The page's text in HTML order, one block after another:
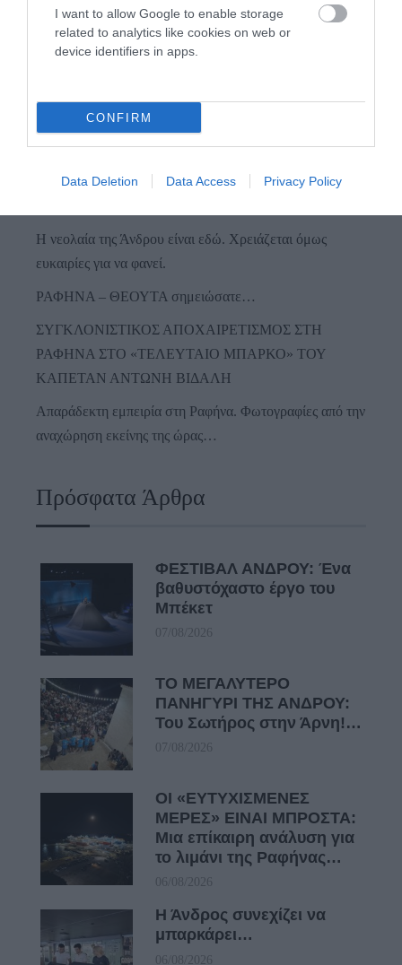
I want to allow Google to enable storage
related to analytics like cookies on web or
device identifiers in apps.
CONFIRM
Data Deletion Data Access Privacy Policy
Προτεινόμενα άρθρα
ΦΕΣΤΙΒΑΛ ΑΝΔΡΟΥ: Ένα βαθυστόχαστο έργο του
Η νεολαία της Άνδρου είναι εδώ. Χρειάζεται όμως
ευκαιρίες για να φανεί.
ΡΑΦΗΝΑ – ΘΕΟΥΤΑ σημειώσατε…
ΣΥΓΚΛΟΝΙΣΤΙΚΟΣ ΑΠΟΧΑΙΡΕΤΙΣΜΟΣ ΣΤΗ
ΡΑΦΗΝΑ ΣΤΟ «ΤΕΛΕΥΤΑΙΟ ΜΠΑΡΚΟ» ΤΟΥ
ΚΑΠΕΤΑΝ ΑΝΤΩΝΗ ΒΙΔΑΛΗ
Απαράδεκτη εμπειρία στη Ραφήνα. Φωτογραφίες από την
αναχώρηση εκείνης της ώρας…
Πρόσφατα Άρθρα
ΦΕΣΤΙΒΑΛ ΑΝΔΡΟΥ: Ένα
βαθυστόχαστο έργο του
Μπέκετ
07/08/2026
ΤΟ ΜΕΓΑΛΥΤΕΡΟ
ΠΑΝΗΓΥΡΙ ΤΗΣ ΑΝΔΡΟΥ:
Του Σωτήρος στην Άρνη!…
07/08/2026
ΟΙ «ΕΥΤΥΧΙΣΜΕΝΕΣ
ΜΕΡΕΣ» ΕΙΝΑΙ ΜΠΡΟΣΤΑ:
Μια επίκαιρη ανάλυση για
το λιμάνι της Ραφήνας…
06/08/2026
Η Άνδρος συνεχίζει να
μπαρκάρει…
06/08/2026